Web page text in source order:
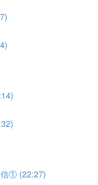
信① (22:27)